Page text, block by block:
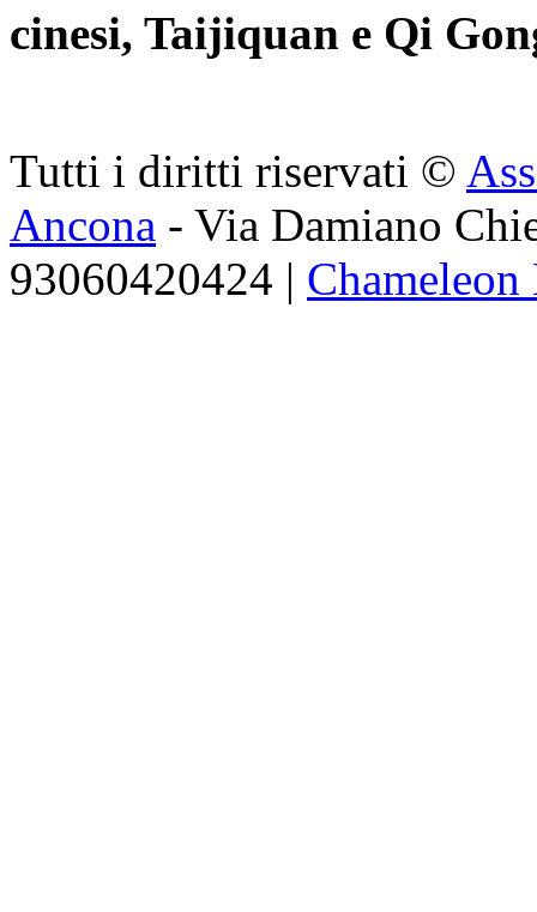
cinesi, Taijiquan e Qi
Tutti i diritti riservati ©
Ancona - Via Damiano
93060420424 |